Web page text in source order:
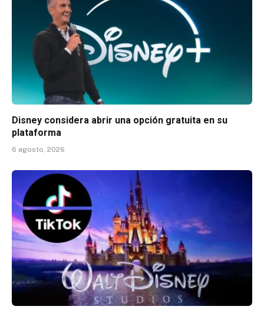
Disney considera abrir una opción gratuita en su
plataforma
6 agosto, 2026